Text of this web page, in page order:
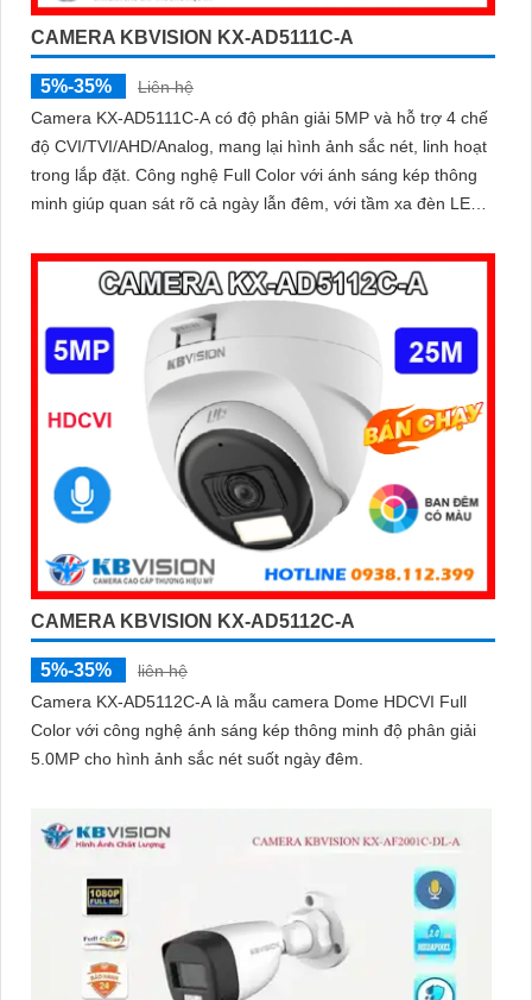
CAMERA KBVISION KX-AD5111C-A
5%-35%
Liên hệ
Camera KX-AD5111C-A có độ phân giải 5MP và hỗ trợ 4 chế
độ CVI/TVI/AHD/Analog, mang lại hình ảnh sắc nét, linh hoạt
trong lắp đặt. Công nghệ Full Color với ánh sáng kép thông
minh giúp quan sát rõ cả ngày lẫn đêm, với tầm xa đèn LED
CAMERA KBVISION KX-AD5112C-A
5%-35%
liên hệ
Camera KX-AD5112C-A là mẫu camera Dome HDCVI Full
Color với công nghệ ánh sáng kép thông minh độ phân giải
5.0MP cho hình ảnh sắc nét suốt ngày đêm.